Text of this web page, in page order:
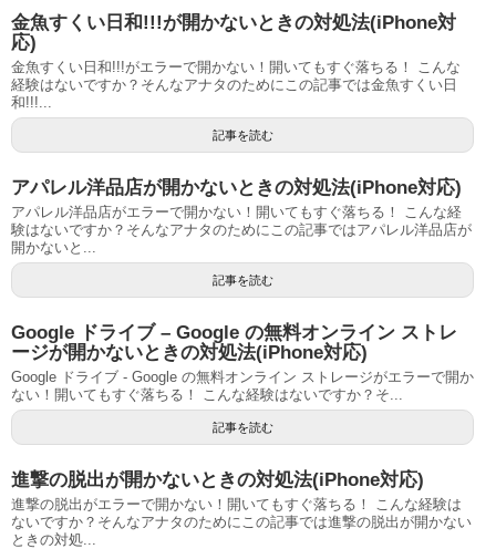
金魚すくい日和!!!が開かないときの対処法(iPhone対
応)
金魚すくい日和!!!がエラーで開かない！開いてもすぐ落ちる！ こんな
経験はないですか？そんなアナタのためにこの記事では金魚すくい日
和!!!...
記事を読む
アパレル洋品店が開かないときの対処法(iPhone対応)
アパレル洋品店がエラーで開かない！開いてもすぐ落ちる！ こんな経
験はないですか？そんなアナタのためにこの記事ではアパレル洋品店が
開かないと...
記事を読む
Google ドライブ – Google の無料オンライン ストレ
ージが開かないときの対処法(iPhone対応)
Google ドライブ - Google の無料オンライン ストレージがエラーで開か
ない！開いてもすぐ落ちる！ こんな経験はないですか？そ...
記事を読む
進撃の脱出が開かないときの対処法(iPhone対応)
進撃の脱出がエラーで開かない！開いてもすぐ落ちる！ こんな経験は
ないですか？そんなアナタのためにこの記事では進撃の脱出が開かない
ときの対処...